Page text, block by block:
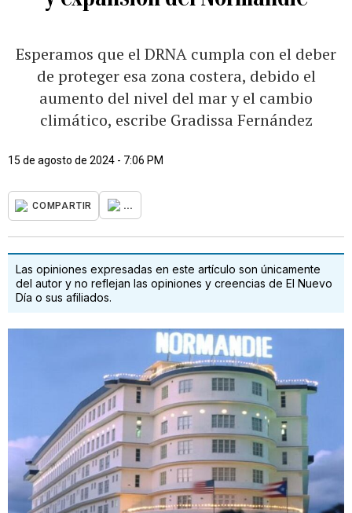
Esperamos que el DRNA cumpla con el deber
de proteger esa zona costera, debido el
aumento del nivel del mar y el cambio
climático, escribe Gradissa Fernández
15 de agosto de 2024 - 7:06 PM
COMPARTIR ...
Las opiniones expresadas en este artículo son únicamente
del autor y no reflejan las opiniones y creencias de El Nuevo
Día o sus afiliados.